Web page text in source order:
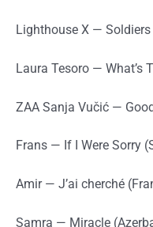
Lighthouse X —
Laura Tesoro — What’s
ZAA Sanja Vučić —
Frans — If I Were Sorry
Amir — J’ai cherché
Samra — Miracle